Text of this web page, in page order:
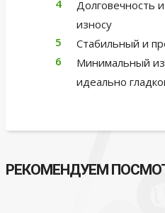
Долговечность
износу
Стабильный и
Минимальный
идеально
РЕКОМЕНДУЕМ